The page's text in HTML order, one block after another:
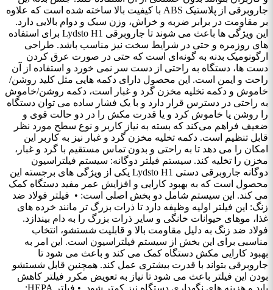
جاروبرقی از پلاستیک ABS با کیفیت بالا ساخته شده است که علاوه
بر مقاومت در برابر ضربه و خراش، وزن سبک و دوام بالایی دارد.
این ویژگی ‌ها باعث می ‌شوند تا جاروبرقی Lydsto H1 برای استفاده‌
های روزمره و حتی در شرایط سخت نیز مناسب باشد. طراحی
ارگونومیک بدنه به گونه‌ای است که حتی در صورت عرق کردن
دست ‌ها، دستگاه به راحتی از دست سر نمی ‌خورد و استفاده از آن
راحت و ایمن است. این محصول دارای دکمه‌ هایی مثل کلید روشن/
خاموش و دکمه تخلیه مخزن گرد و غبار است، دکمه روشن/خاموش
به راحتی در دسترس قرار دارد و با یک فشار ساده می‌ توان دستگاه
را روشن یا خاموش کرد و یا قدرت مکش را در دو حالت قوی و
ضعیف فراهم می‌کند که بسته به نیاز کاربر و نوع سطح مورد نظر
قابل تنظیم است. دکمه تخلیه مخزن گرد و غبار نیز به کاربر این
امکان را می ‌دهد تا به راحتی و بدون تماس مستقیم با گرد و غبار،
مخزن را تخلیه کند. سیستم فیلتر دوگانه: سیستم فیلتراسیون
دوگانه جاروبرقی دستی Lydsto H1 یکی از ویژگی‌ های برجسته این
محصول است که به بهبود کارایی و افزایش عمر مفید دستگاه کمک
می ‌کند. این سیستم شامل دو بخش اصلی است: • فیلتر فولاد ضد
زنگ: این فیلتر اولیه وظیفه دارد تا ذرات بزرگ ‌تر مانند خرده‌ های
غذا، موهای حیوانات خانگی و سایر ذرات بزرگ را به دام بیندازد.
فولاد ضد زنگ به دلیل مقاومت بالا و قابلیت شستشو، انتخاب
مناسبی برای این بخش از سیستم فیلتراسیون است. این امر به
بهبود کارایی مکش دستگاه کمک می ‌کند و باعث می‌ شود تا
جاروبرقی بتواند با قدرت بیشتری عمل کند. همچنین قابل شستشو
بودن این فیلتر باعث می ‌شود تا نیاز به تعویض مکرر فیلتر کاهش